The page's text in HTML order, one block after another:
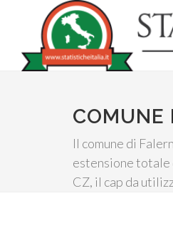
COMUNE
Il comune di
estensione totale
CZ, il cap da